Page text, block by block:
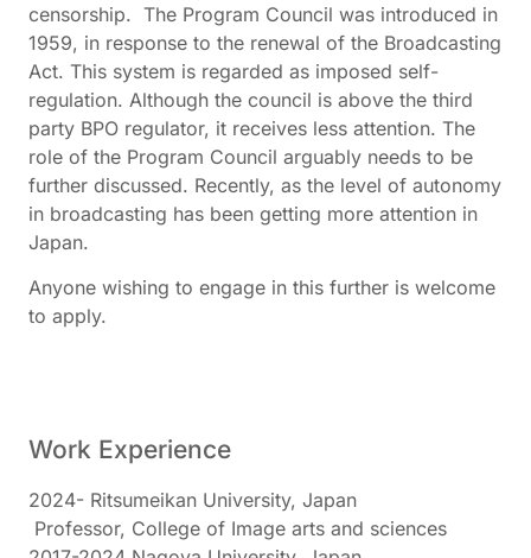
censorship. The Program Council was introduced in
1959, in response to the renewal of the Broadcasting
Act. This system is regarded as imposed self-
regulation. Although the council is above the third
party BPO regulator, it receives less attention. The
role of the Program Council arguably needs to be
further discussed. Recently, as the level of autonomy
in broadcasting has been getting more attention in
Japan.
Anyone wishing to engage in this further is welcome
to apply.
Work Experience
2024- Ritsumeikan University, Japan
Professor, College of Image arts and sciences